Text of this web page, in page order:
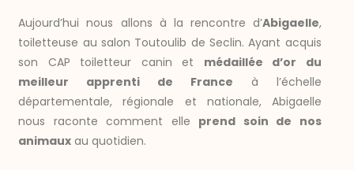
Aujourd’hui nous allons à la rencontre d’Abigaelle,
toiletteuse au salon Toutoulib de Seclin. Ayant acquis
son CAP toiletteur canin et médaillée d’or du
meilleur apprenti de France à l’échelle
départementale, régionale et nationale, Abigaelle
nous raconte comment elle prend soin de nos
animaux au quotidien.